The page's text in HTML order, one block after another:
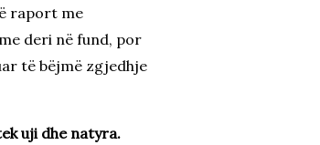
raport me
deri në fund, por
të bëjmë zgjedhje
uji dhe natyra.